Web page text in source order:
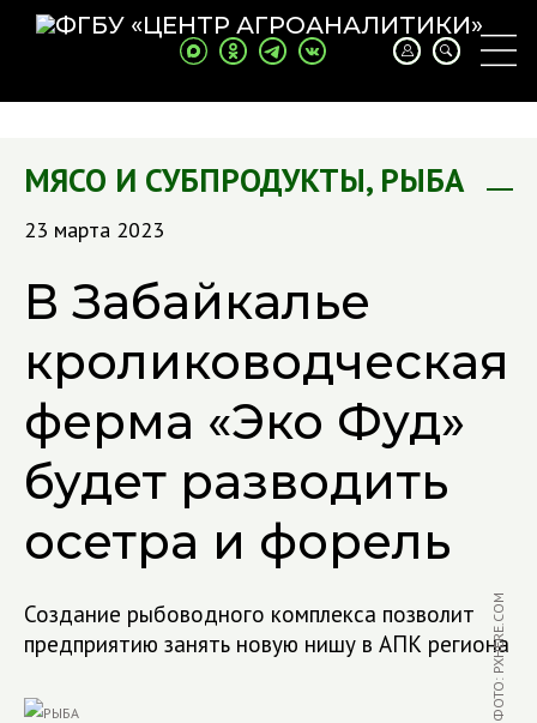
МЯСО И СУБПРОДУКТЫ, РЫБА
23 марта 2023
В Забайкалье
кролиководческая
ферма «Эко Фуд»
будет разводить
осетра и форель
Создание рыбоводного комплекса позволит
предприятию занять новую нишу в АПК региона
ФОТО: PXHERE.COM